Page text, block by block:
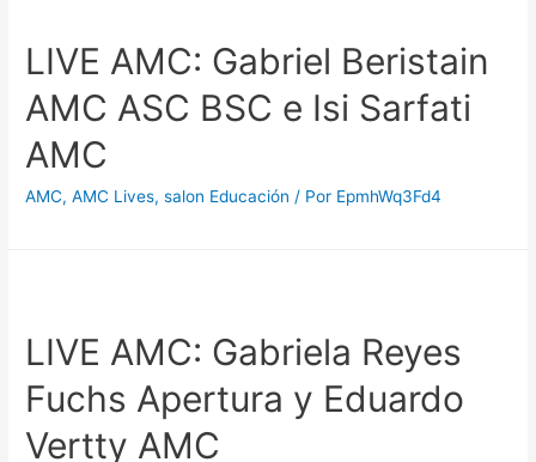
LIVE AMC: Gabriel Beristain
AMC ASC BSC e Isi Sarfati
AMC
AMC,AMC Lives,salon Educación / Por EpmhWq3Fd4
LIVE AMC: Gabriela Reyes
Fuchs Apertura y Eduardo
Vertty AMC